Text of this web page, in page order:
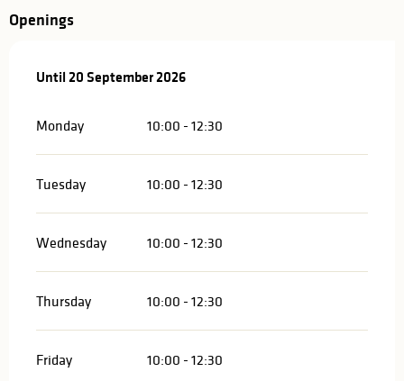
Openings
From16 May 2026until20 September 2026
Until20 September 2026
Monday 10:00 - 12:30
Tuesday 10:00 - 12:30
Wednesday 10:00 - 12:30
Thursday 10:00 - 12:30
Friday 10:00 - 12:30